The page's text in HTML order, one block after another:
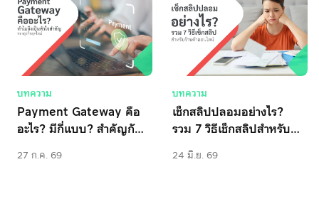
บทความ
Payment Gateway คือ
อะไร? มีกี่แบบ? สำคัญกับ
27 ก.ค. 69
บทความ
เช็กสลิปปลอมอย่างไร?
รวม 7 วิธีเช็กสลิปสำหรับ
ร้านค้าออนไลน์
24 มิ.ย. 69